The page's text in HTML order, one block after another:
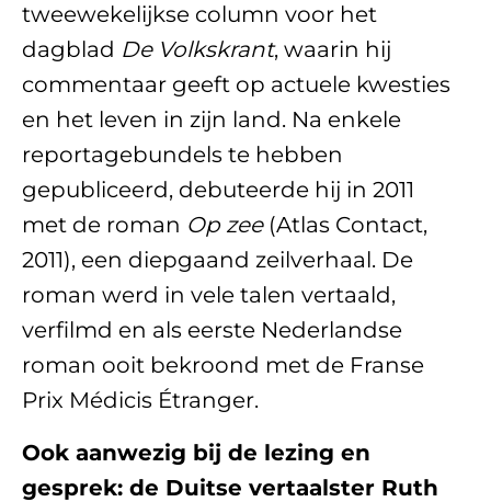
tweewekelijkse column voor het
dagblad De Volkskrant, waarin hij
commentaar geeft op actuele kwesties
en het leven in zijn land. Na enkele
reportagebundels te hebben
gepubliceerd, debuteerde hij in 2011
met de roman Op zee(Atlas Contact,
2011), een diepgaand zeilverhaal. De
roman werd in vele talen vertaald,
verfilmd en als eerste Nederlandse
roman ooit bekroond met de Franse
Prix Médicis Étranger.
Ook aanwezig bij de lezing en
gesprek: de Duitse vertaalster Ruth